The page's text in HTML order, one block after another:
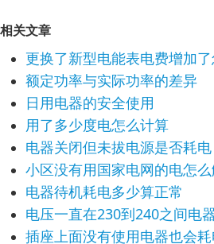
相关文章
更换了新型电能表电费增加
额定功率与实际功率的差异
日用电器的安全使用
用了多少度电怎么计算
电器关闭但未拔电源是否耗电
小区没有用国家电网的电怎
电器待机耗电多少算正常
电压一直在230到240之间电
插座上面没有使用电器也会